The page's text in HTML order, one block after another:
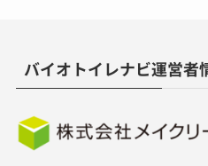
バイオトイレナビ運営者